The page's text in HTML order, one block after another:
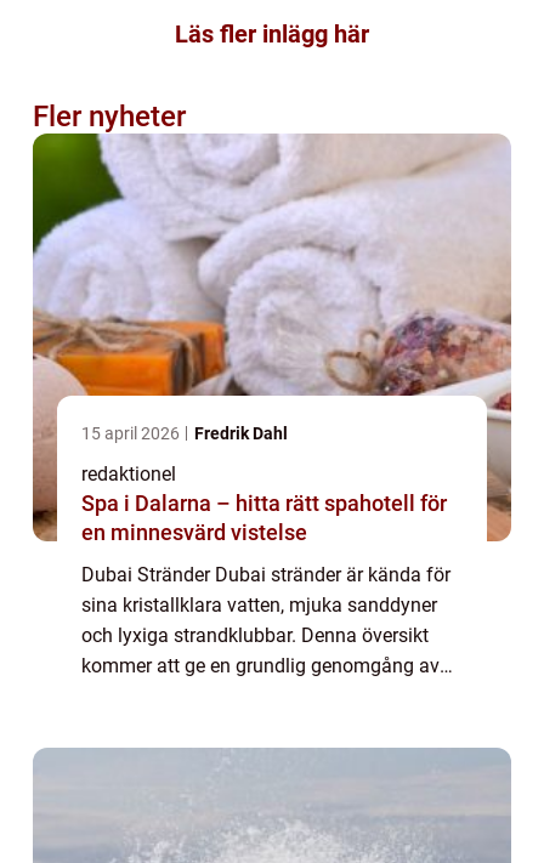
Läs fler inlägg här
Fler nyheter
15 april 2026 Fredrik Dahl
redaktionel
Spa i Dalarna – hitta rätt spahotell för
en minnesvärd vistelse
Dubai Stränder Dubai stränder är kända för
sina kristallklara vatten, mjuka sanddyner
och lyxiga strandklubbar. Denna översikt
kommer att ge en grundlig genomgång av